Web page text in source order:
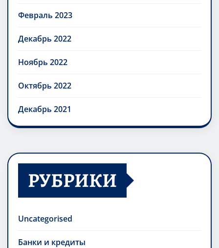
Февраль 2023
Декабрь 2022
Ноябрь 2022
Октябрь 2022
Декабрь 2021
РУБРИКИ
Uncategorised
Банки и кредиты